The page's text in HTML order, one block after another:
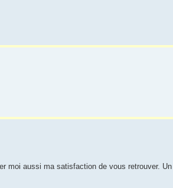
moi aussi ma satisfaction de vous retrouver.